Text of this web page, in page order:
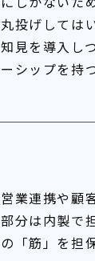
丸投げしては
知見を導入し
ーシップを持
営業連携や顧
部分は内製で
の「筋」を担